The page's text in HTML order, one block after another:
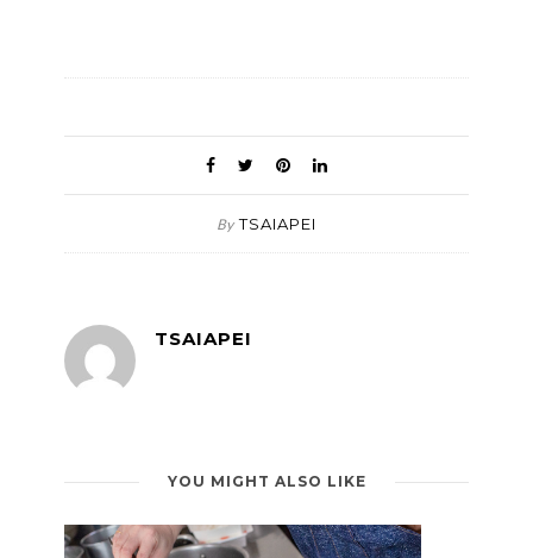
By TSAIAPEI
TSAIAPEI
YOU MIGHT ALSO LIKE